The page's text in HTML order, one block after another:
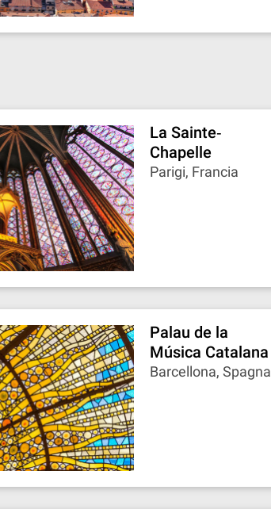
La Sainte‐
Chapelle
Parigi, Francia
Palau de la
Música Catalana
Barcellona, Spagna